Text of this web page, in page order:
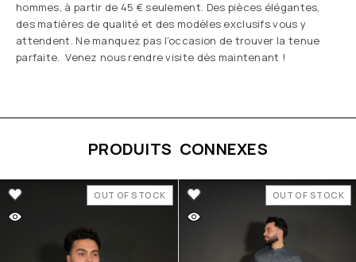
hommes, à partir de 45 € seulement. Des pièces élégantes,
des matières de qualité et des modèles exclusifs vous y
attendent. Ne manquez pas l’occasion de trouver la tenue
parfaite. Venez nous rendre visite dès maintenant !
PRODUITS CONNEXES
OUT OF STOCK OUT OF STOCK